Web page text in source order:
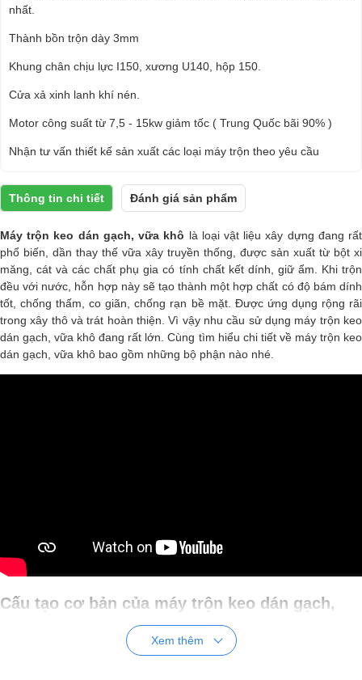
nhất.
Thành bồn trộn dày 3mm
Khung chân chịu lực I150, xương U140, hộp 150.
Cửa xả xinh lanh khí nén.
Motor công suất từ 7,5 - 15kw giảm tốc ( Trung Quốc bãi 90% )
Nhận tư vấn thiết kế sản xuất các loại máy trộn theo yêu cầu
Thông tin chi tiết Đánh giá sản phẩm
Máy trộn keo dán gạch, vữa khô là loại vật liệu xây dựng đang rất
phổ biến, dần thay thế vữa xây truyền thống, được sản xuất từ bột xi
măng, cát và các chất phụ gia có tính chất kết dính, giữ ẩm. Khi trộn
đều với nước, hỗn hợp này sẽ tạo thành một hợp chất có độ bám dính
tốt, chống thấm, co giãn, chống rạn bề mặt. Được ứng dụng rộng rãi
trong xây thô và trát hoàn thiện. Vì vậy nhu cầu sử dụng máy trộn keo
dán gạch, vữa khô đang rất lớn. Cùng tìm hiểu chi tiết về máy trộn keo
dán gạch, vữa khô bao gồm những bộ phận nào nhé.
Cấu tạo cơ bản của máy trộn keo dán gạch,
Là một thiết bị cần thiết và quan trọng trong nhà máy, phân xưởng sản
Xem thêm